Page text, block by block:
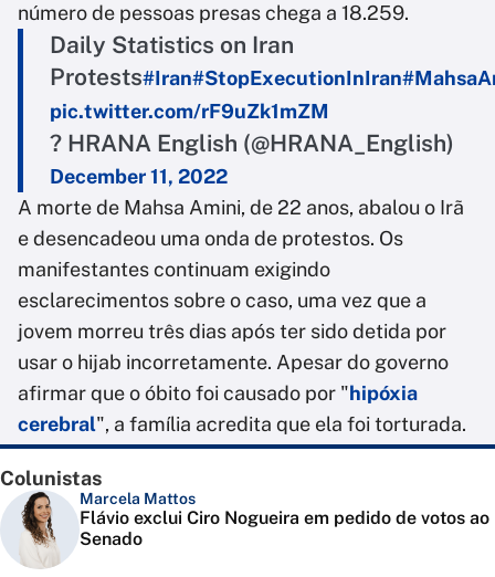
número de pessoas presas chega a 18.259.
Daily Statistics on Iran
Protests#Iran#StopExecutionInIran
pic.twitter.com/rF9uZk1mZM
? HRANA English (@HRANA_English)
December 11, 2022
A morte de Mahsa Amini, de 22 anos, abalou o Irã
e desencadeou uma onda de protestos. Os
manifestantes continuam exigindo
esclarecimentos sobre o caso, uma vez que a
jovem morreu três dias após ter sido detida por
usar o hijab incorretamente. Apesar do governo
afirmar que o óbito foi causado por "hipóxia
cerebral", a família acredita que ela foi torturada.
Colunistas
Marcela Mattos
Flávio exclui Ciro Nogueira em pedido de votos ao
Senado